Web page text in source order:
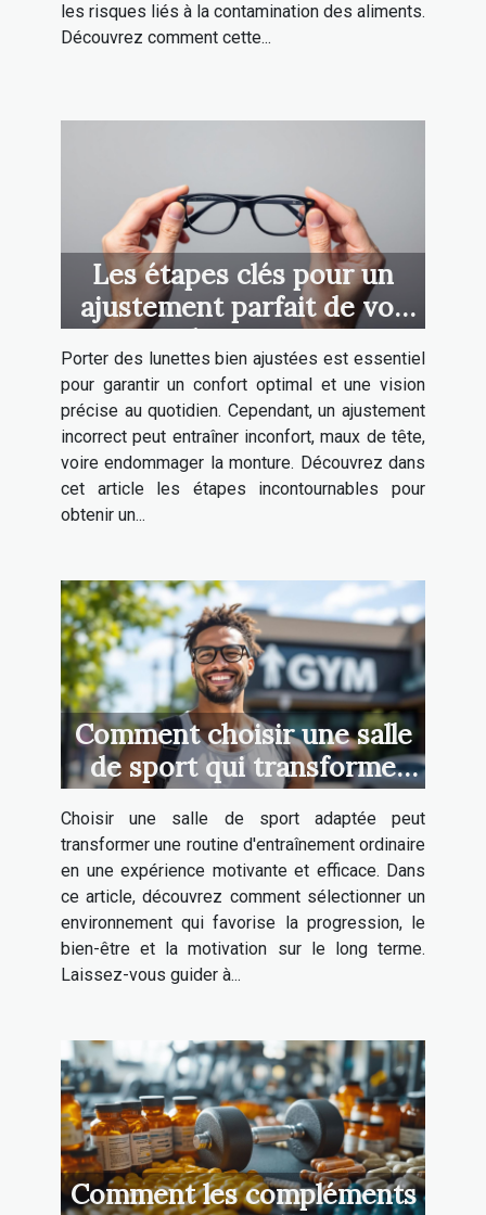
les risques liés à la contamination des aliments.
Découvrez comment cette...
Les étapes clés pour un
ajustement parfait de vos
lunettes
Porter des lunettes bien ajustées est essentiel
pour garantir un confort optimal et une vision
précise au quotidien. Cependant, un ajustement
incorrect peut entraîner inconfort, maux de tête,
voire endommager la monture. Découvrez dans
cet article les étapes incontournables pour
obtenir un...
Comment choisir une salle
de sport qui transforme
votre routine
d'entraînement ?
Choisir une salle de sport adaptée peut
transformer une routine d'entraînement ordinaire
en une expérience motivante et efficace. Dans
ce article, découvrez comment sélectionner un
environnement qui favorise la progression, le
bien-être et la motivation sur le long terme.
Laissez-vous guider à...
Comment les compléments